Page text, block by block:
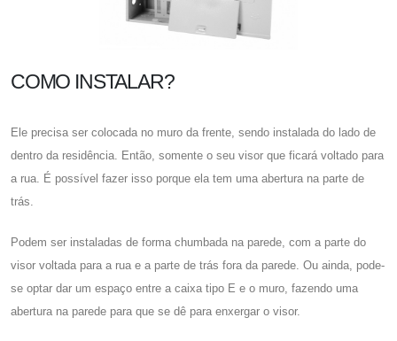
COMO INSTALAR?
Ele precisa ser colocada no muro da frente, sendo instalada do lado de
dentro da residência. Então, somente o seu visor que ficará voltado para
a rua. É possível fazer isso porque ela tem uma abertura na parte de
trás.
Podem ser instaladas de forma chumbada na parede, com a parte do
visor voltada para a rua e a parte de trás fora da parede. Ou ainda, pode-
se optar dar um espaço entre a caixa tipo E e o muro, fazendo uma
abertura na parede para que se dê para enxergar o visor.